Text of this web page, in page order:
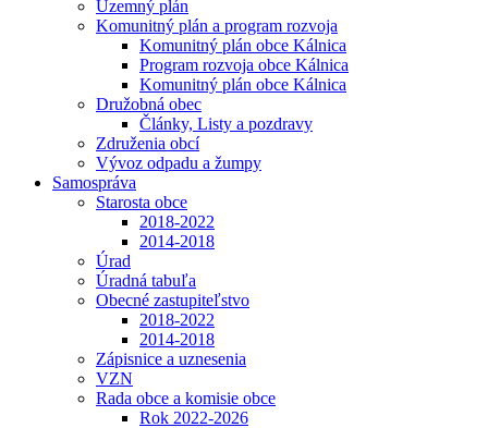
Územný plán
Komunitný plán a program rozvoja
Komunitný plán obce Kálnica
Program rozvoja obce Kálnica
Komunitný plán obce Kálnica
Družobná obec
Články, Listy a pozdravy
Združenia obcí
Vývoz odpadu a žumpy
Samospráva
Starosta obce
2018-2022
2014-2018
Úrad
Úradná tabuľa
Obecné zastupiteľstvo
2018-2022
2014-2018
Zápisnice a uznesenia
VZN
Rada obce a komisie obce
Rok 2022-2026